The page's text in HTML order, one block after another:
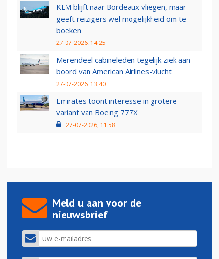
KLM blijft naar Bordeaux vliegen, maar
geeft reizigers wel mogelijkheid om te
boeken
27-07-2026, 14:25
Merendeel cabineleden tegelijk ziek aan
boord van American Airlines-vlucht
27-07-2026, 13:40
Emirates toont interesse in grotere
variant van Boeing 777X
27-07-2026, 11:58
Meld u aan voor de
nieuwsbrief